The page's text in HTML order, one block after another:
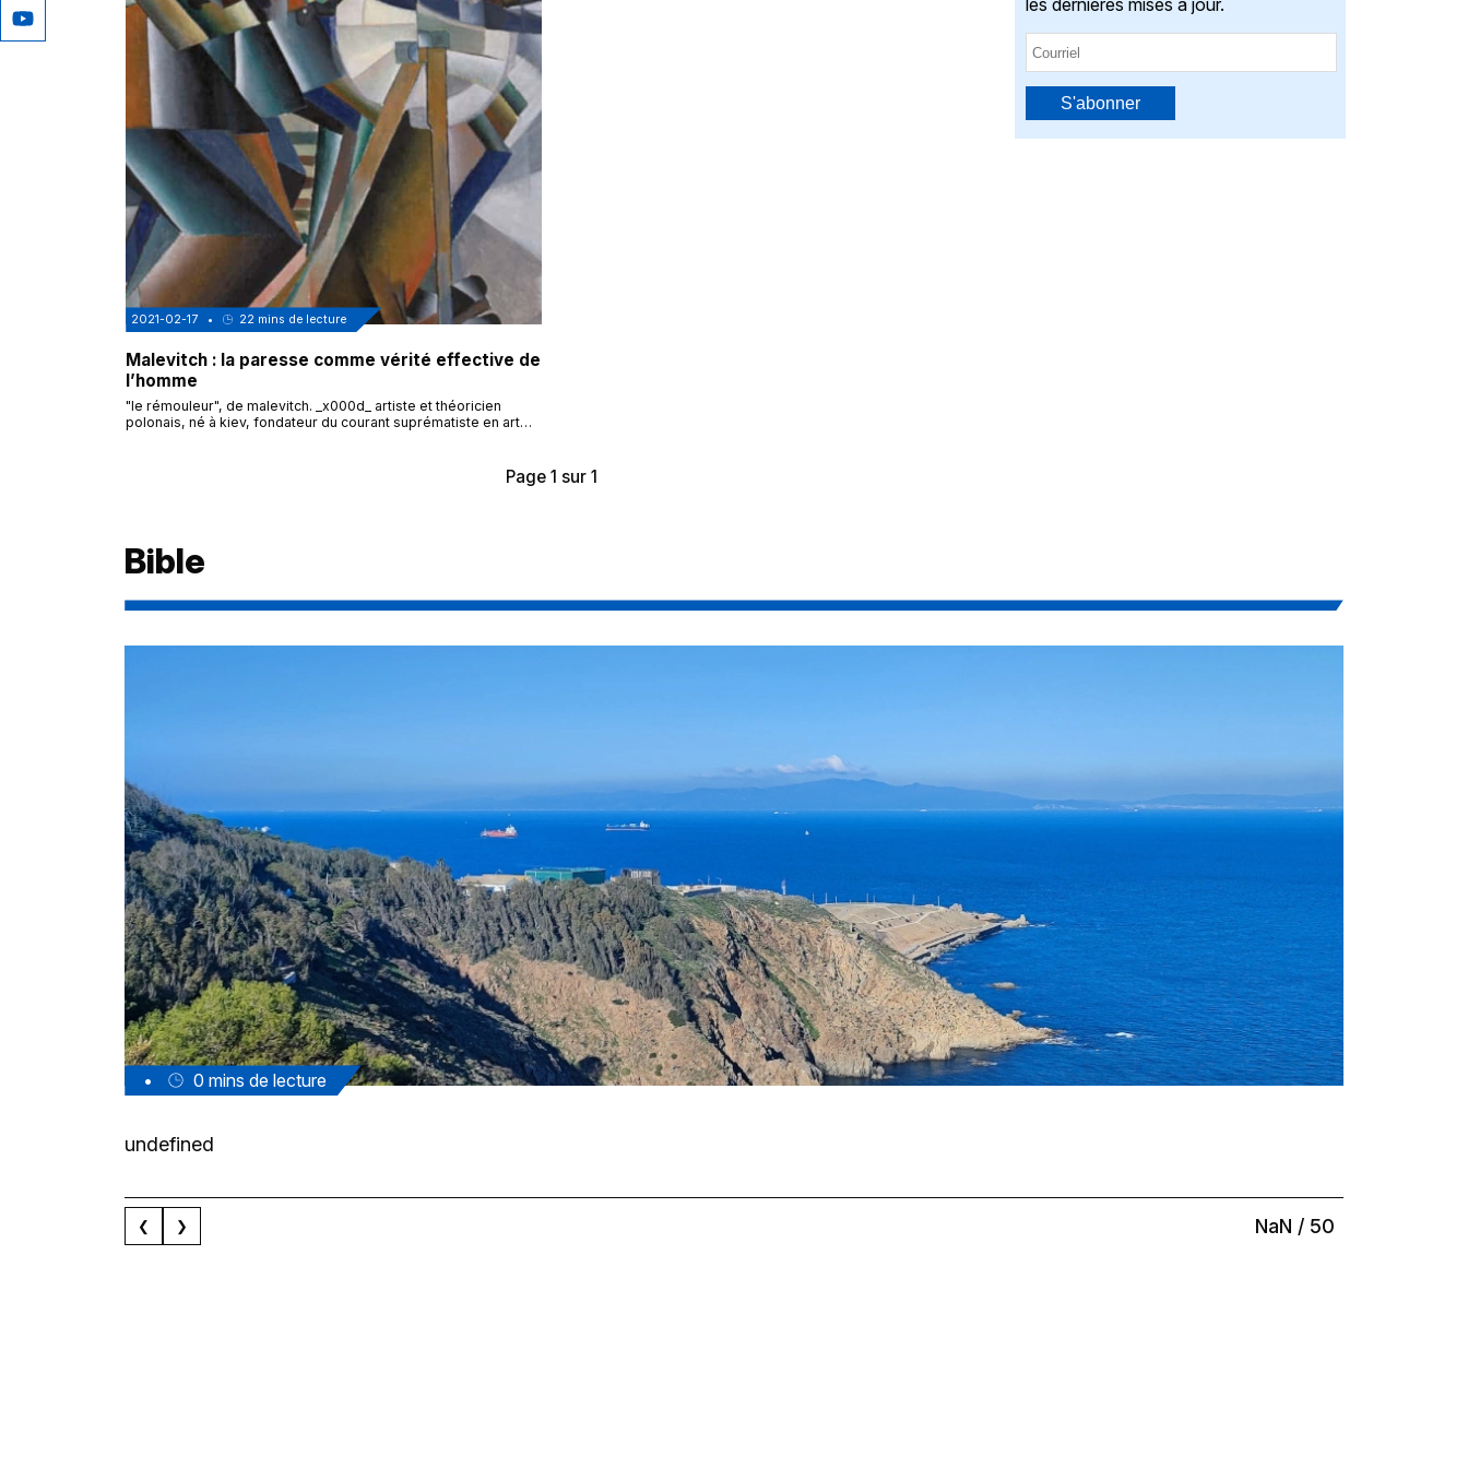
2021-02-17 • 22 mins de lecture
Malevitch : la paresse comme vérité effective de
l’homme
"le rémouleur", de malevitch. _x000d_ artiste et théoricien
polonais, né à kiev, fondateur du courant suprématiste en art
réinterroge le rapport de l'homme à la paresse et réhabilite
autorisation de l'uqac. _x000d_ j’ai toujours ressenti une
impression étrange en entendant ou en lisant des propos
gouvernement ou simple parent. “la paresse est la mère de
Page 1 sur 1
les dernières mises à jour.
S'abonner
Bible
• 0 mins de lecture
undefined
❮ ❯ NaN / 50